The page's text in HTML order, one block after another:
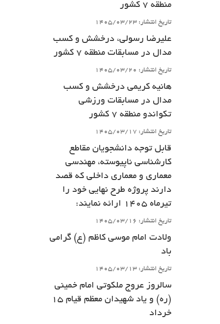
منطقه 7 کشور
تاریخ انتشار: 1405/03/23
علیرضا رسولی، درخشش و کسب
مدال در مسابقات منطقه 7 کشور
تاریخ انتشار: 1405/03/20
هانیه کریمی درخشش و کسب
مدال در مسابقات ورزشی
تکواندو منطقه 7 کشور
تاریخ انتشار: 1405/03/17
قابل توجه دانشجویان مقاطع
کارشناسی ناپیوسته، مهندسی
معماری و معماری داخلی که قصد
دارند پروژه طرح نهایی خود را
تیرماه ۱۴۰۵ ارائه نمایند:
تاریخ انتشار: 1405/03/16
ولادت امام موسی کاظم (ع) گرامی
باد
تاریخ انتشار: 1405/03/13
سالروز عروج ملکوتی امام خمینی
(ره) و یاد شهیدان معظم قیام 15
خرداد